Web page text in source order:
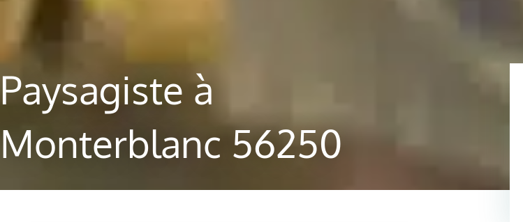
Paysagiste à
Monterblanc 56250